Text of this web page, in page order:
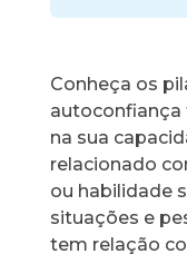
Conheça os
na sua
relacionado
ou habilidade
situações e
tem relação